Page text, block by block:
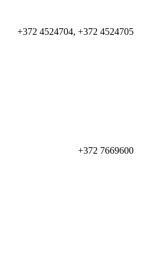
+372 4524704, +372 4524705
+372 7669600